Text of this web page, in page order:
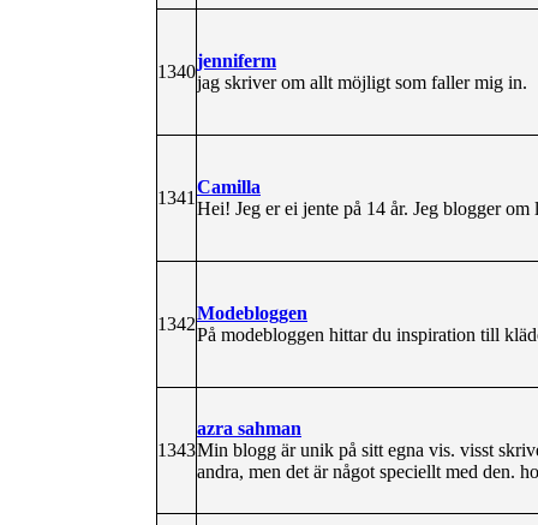
1340
jenniferm
jag skriver om allt möjligt som faller mig in.
1341
Camilla
Hei! Jeg er ei jente på 14 år. Jeg blogger
1342
Modebloggen
På modebloggen hittar du inspiration till
1343
azra sahman
Min blogg är unik på sitt egna vis. visst
andra, men det är något speciellt med den.